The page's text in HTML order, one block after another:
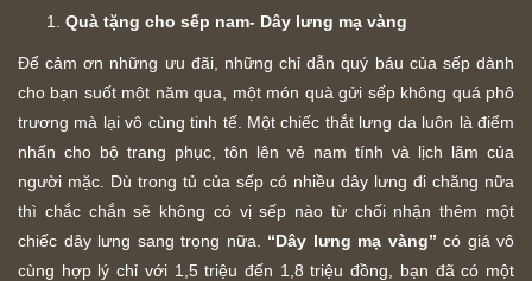
Quà tặng cho sếp nam- Dây lưng mạ vàng
Để cảm ơn những ưu đãi, những chỉ dẫn quý báu của sếp dành
cho bạn suốt một năm qua, một món quà gửi sếp không quá phô
trương mà lại vô cùng tinh tế. Một chiếc thắt lưng da luôn là điểm
nhấn cho bộ trang phục, tôn lên vẻ nam tính và lịch lãm của
người mặc. Dù trong tủ của sếp có nhiều dây lưng đi chăng nữa
thì chắc chắn sẽ không có vị sếp nào từ chối nhận thêm một
chiếc dây lưng sang trọng nữa. “Dây lưng mạ vàng” có giá vô
cùng hợp lý chỉ với 1,5 triệu đến 1,8 triệu đồng, bạn đã có một